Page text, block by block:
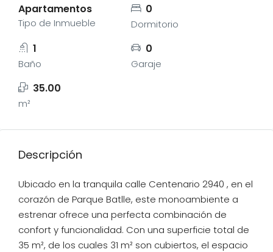
Apartamentos
Tipo de Inmueble
0
Dormitorio
1
Baño
0
Garaje
35.00
m²
Descripción
Ubicado en la tranquila calle Centenario 2940 , en el
corazón de Parque Batlle, este monoambiente a
estrenar ofrece una perfecta combinación de
confort y funcionalidad. Con una superficie total de
35 m², de los cuales 31 m² son cubiertos, el espacio